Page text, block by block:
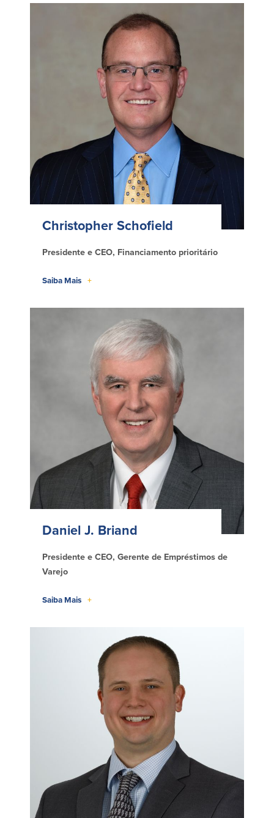
Christopher Schofield
Presidente e CEO, Financiamento prioritário
Saiba Mais +
Daniel J. Briand
Presidente e CEO, Gerente de Empréstimos de
Varejo
Saiba Mais +